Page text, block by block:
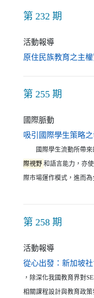
第 232 期
活動報導
原住民族教育之主
第 255 期
國際脈動
吸引國際學生策略
國際學生流動所帶來
際視野 和語言能力，亦
際市場運作模式，進而
第 258 期
活動報導
從心出發：新加坡
，除深化我國教育界對
相關課程設計與教育政